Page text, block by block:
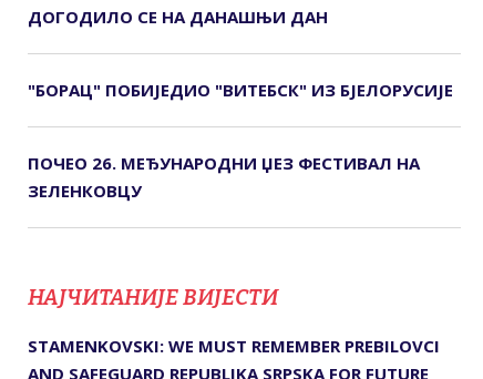
ДОГОДИЛО СЕ НА ДАНАШЊИ ДАН
"БОРАЦ" ПОБИЈЕДИО "ВИТЕБСК" ИЗ БЈЕЛОРУСИЈЕ
ПОЧЕО 26. МЕЂУНАРОДНИ ЏЕЗ ФЕСТИВАЛ НА
ЗЕЛЕНКОВЦУ
НАЈЧИТАНИЈЕ ВИЈЕСТИ
STAMENKOVSKI: WE MUST REMEMBER PREBILOVCI
AND SAFEGUARD REPUBLIKA SRPSKA FOR FUTURE